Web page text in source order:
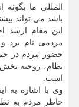
المللی ما
باشد می تواند
این مقام ارشد
مردمی نام برد
حضور مردم در
نظام، روحیه بخش
است.
وی با اشاره به
خاطر مردم به